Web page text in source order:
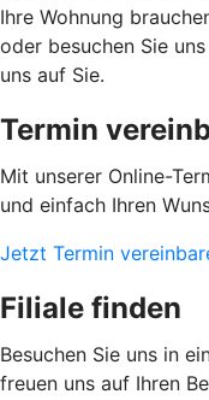
Ihre Wohnung
oder besuchen Sie
uns auf Sie.
Termin
Mit unserer Online-
und einfach Ihren
Jetzt Termin
Filiale finden
Besuchen Sie uns in
freuen uns auf Ihren